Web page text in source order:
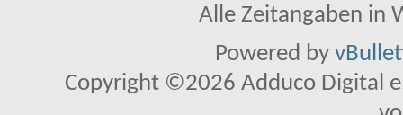
Alle Zeitangaben in
Powered by
Copyright ©2026 Adduco Digital